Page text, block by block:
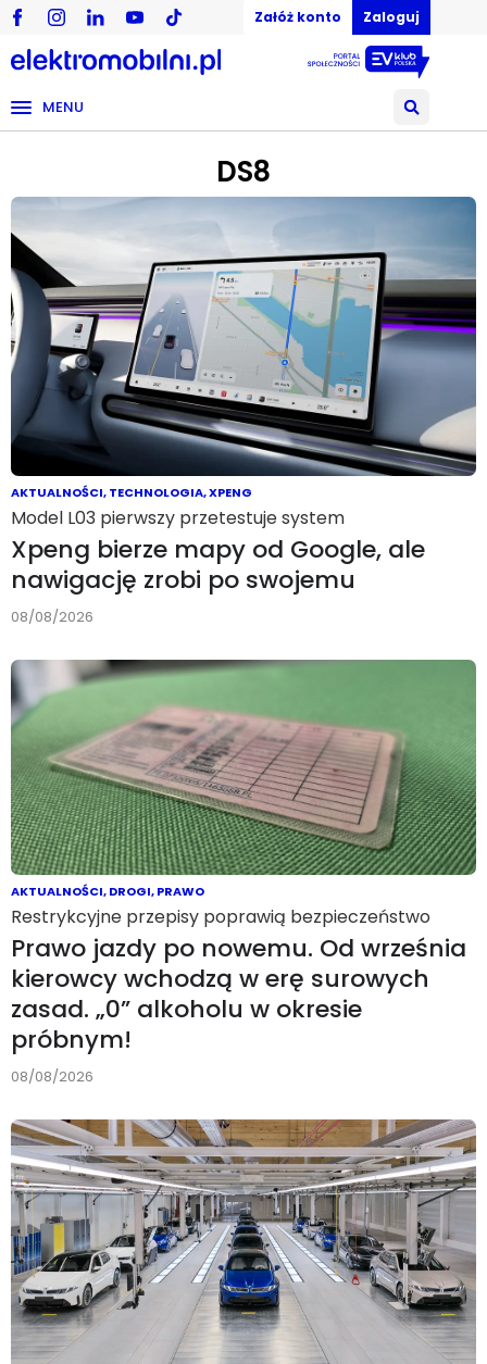
Załóż konto Zaloguj
MENU
DS8
AKTUALNOŚCI,TECHNOLOGIA,XPENG
Model L03 pierwszy przetestuje system
Xpeng bierze mapy od Google, ale
nawigację zrobi po swojemu
08/08/2026
AKTUALNOŚCI,DROGI,PRAWO
Restrykcyjne przepisy poprawią bezpieczeństwo
Prawo jazdy po nowemu. Od września
kierowcy wchodzą w erę surowych
zasad. „0” alkoholu w okresie
próbnym!
08/08/2026